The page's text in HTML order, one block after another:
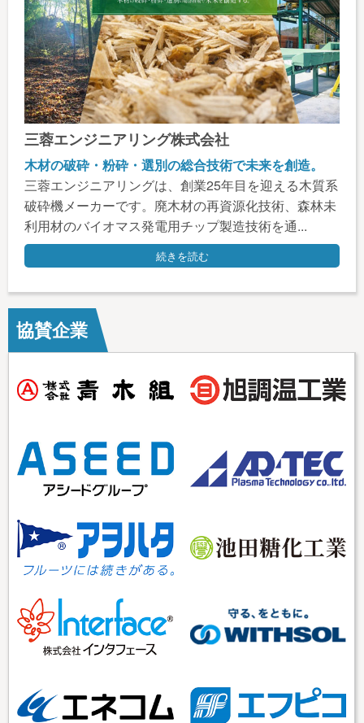
三蓉エンジニアリング株式会社
木材の破砕・粉砕・選別の総合技術で未来を創造。
三蓉エンジニアリングは、創業25年目を迎える木質系
破砕機メーカーです。廃木材の再資源化技術、森林未
利用材のバイオマス発電用チップ製造技術を通...
続きを読む
協賛企業